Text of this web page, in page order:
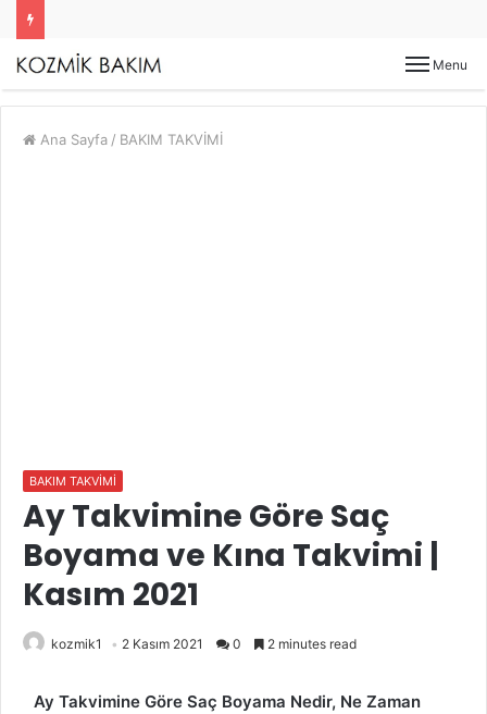
Menu
Ana Sayfa / BAKIM TAKVİMİ
BAKIM TAKVİMİ
Ay Takvimine Göre Saç
Boyama ve Kına Takvimi |
Kasım 2021
kozmik1 2 Kasım 2021 0 2 minutes read
Ay Takvimine Göre Saç Boyama Nedir, Ne Zaman